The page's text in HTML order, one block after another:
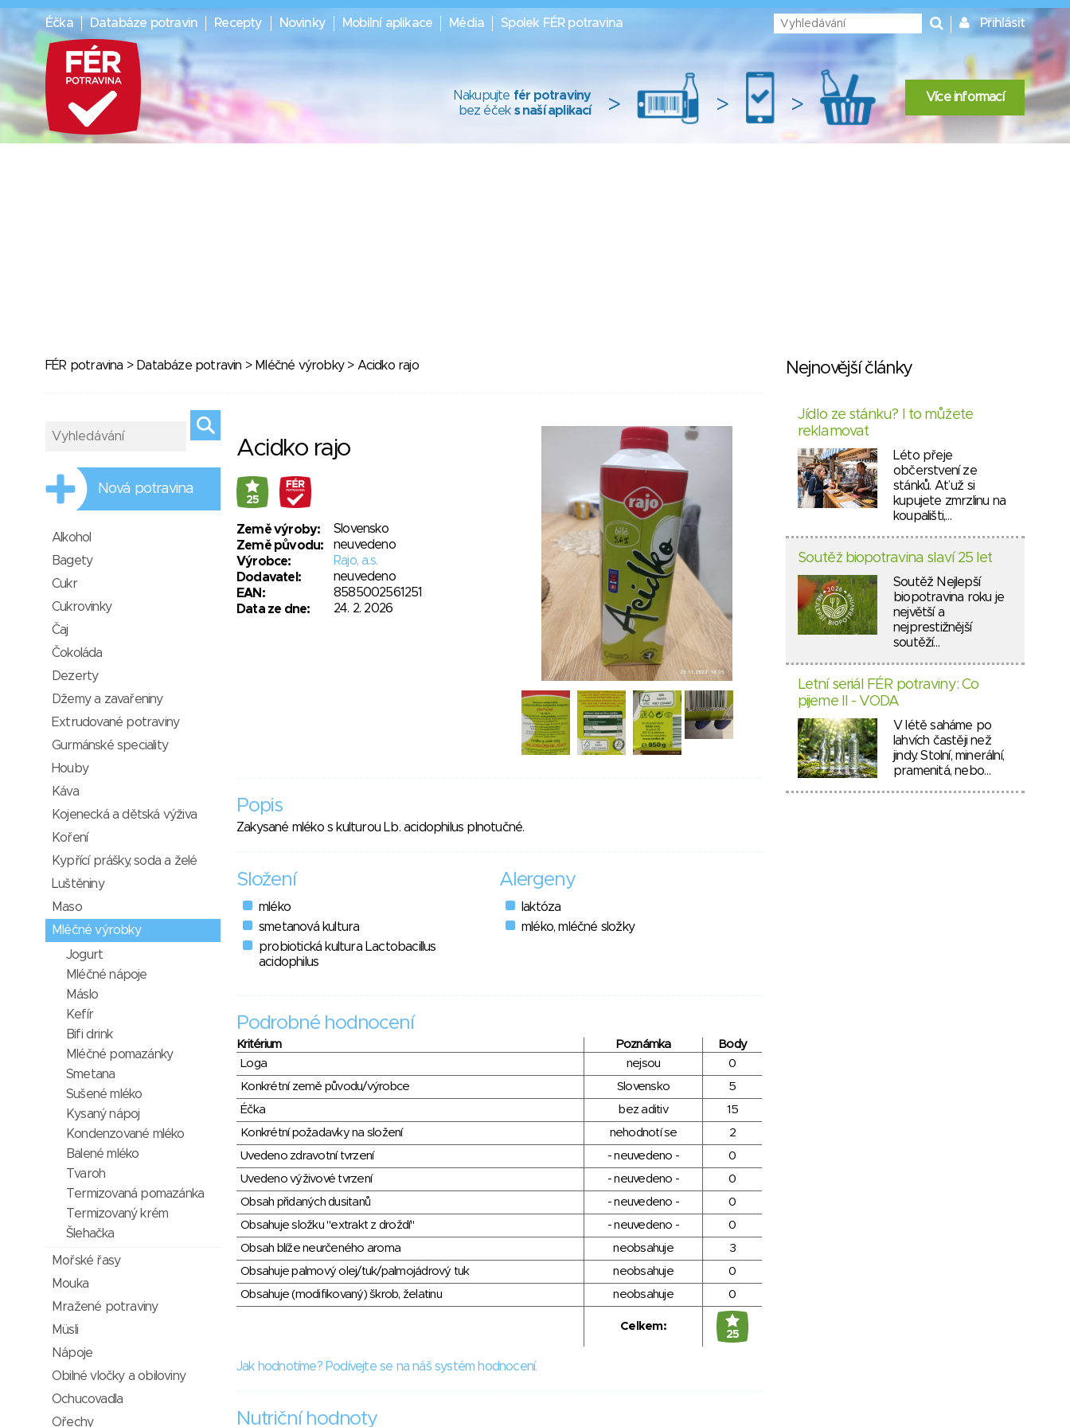
Éčka Databáze potravin Recepty Novinky Mobilní aplikace Média Spolek FÉR potravina Přihlásit
Nakupujte fér potraviny
bez éček s naší aplikací > > > Více informací
FÉR potravina > Databáze potravin > Mléčné výrobky> Acidko rajo
Acidko rajo
25
Země výroby:
Slovensko
Země původu:
neuvedeno
Výrobce:
Rajo, a.s.
Dodavatel:
neuvedeno
EAN:
8585002561251
Data ze dne:
24. 2. 2026
Popis
Zakysané mléko s kulturou Lb. acidophilus plnotučné.
Složení
mléko
smetanová kultura
probiotická kultura Lactobacillus
acidophilus
Alergeny
laktóza
mléko, mléčné složky
Podrobné hodnocení
Kritérium Poznámka
Body
Loga
nejsou
0
Konkrétní země původu/výrobce
Slovensko
5
Éčka
bez aditiv
15
Konkrétní požadavky na složení
nehodnotí se
2
Uvedeno zdravotní tvrzení
- neuvedeno -
0
Uvedeno výživové tvrzení
- neuvedeno -
0
Obsah přidaných dusitanů
- neuvedeno -
0
Obsahuje složku "extrakt z droždí"
- neuvedeno -
0
Obsah blíže neurčeného aroma
neobsahuje
3
Obsahuje palmový olej/tuk/palmojádrový tuk
neobsahuje
0
Obsahuje (modifikovaný) škrob, želatinu
neobsahuje 0
Celkem:
25
Jak hodnotíme? Podívejte se na náš systém hodnocení.
Nutriční hodnoty
Nová potravina
Alkohol
Bagety
Cukr
Cukrovinky
Čaj
Čokoláda
Dezerty
Džemy a zavařeniny
Extrudované potraviny
Gurmánské speciality
Houby
Káva
Kojenecká a dětská výživa
Koření
Kypřící prášky, soda a želé
Luštěniny
Maso
Mléčné výrobky
Jogurt
Mléčné nápoje
Máslo
Kefír
Bifi drink
Mléčné pomazánky
Smetana
Sušené mléko
Kysaný nápoj
Kondenzované mléko
Balené mléko
Tvaroh
Termizovaná pomazánka
Termizovaný krém
Šlehačka
Mořské řasy
Mouka
Mražené potraviny
Müsli
Nápoje
Obilné vločky a obiloviny
Ochucovadla
Ořechy
Nejnovější články
Jídlo ze stánku? I to můžete
reklamovat
Léto přeje
občerstvení ze
stánků. Ať už si
kupujete zmrzlinu na
koupališti,…
Soutěž biopotravina slaví 25 let
Soutěž Nejlepší
biopotravina roku je
největší a
nejprestižnější
soutěží…
Letní seriál FÉR potraviny: Co
pijeme II - VODA
V létě saháme po
lahvích častěji než
jindy. Stolní, minerální,
pramenitá, nebo…